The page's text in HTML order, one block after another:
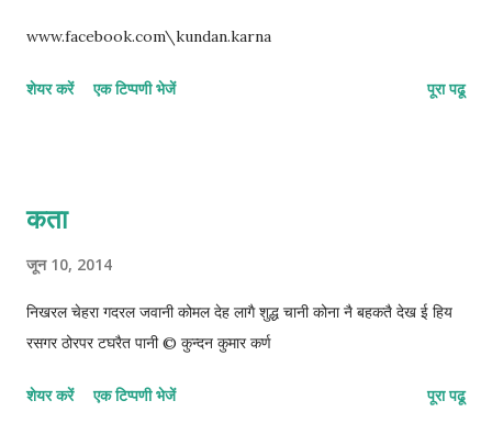
www.facebook.com\kundan.karna
शेयर करें एक टिप्पणी भेजें पूरा पढू
कता
जून 10, 2014
निखरल चेहरा गदरल जवानी कोमल देह लागै शुद्ध चानी कोना नै बहकतै देख ई हिय
रसगर ठोरपर टघरैत पानी © कुन्दन कुमार कर्ण
शेयर करें एक टिप्पणी भेजें पूरा पढू